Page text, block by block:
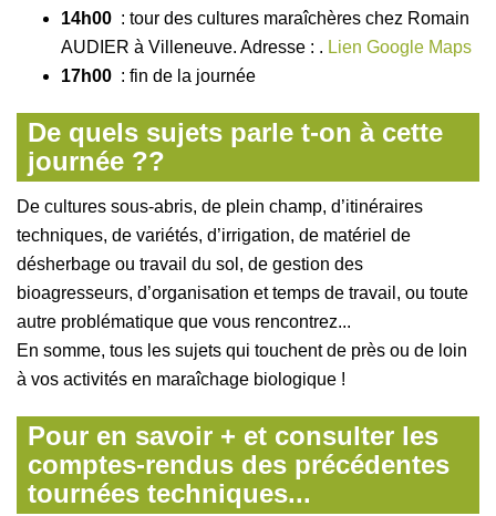
14h00 : tour des cultures maraîchères chez Romain
AUDIER à Villeneuve. Adresse : . Lien Google Maps
17h00 : fin de la journée
De quels sujets parle t-on à cette
journée ??
De cultures sous-abris, de plein champ, d’itinéraires
techniques, de variétés, d’irrigation, de matériel de
désherbage ou travail du sol, de gestion des
bioagresseurs, d’organisation et temps de travail, ou toute
autre problématique que vous rencontrez...
En somme, tous les sujets qui touchent de près ou de loin
à vos activités en maraîchage biologique !
Pour en savoir + et consulter les
comptes-rendus des précédentes
tournées techniques...